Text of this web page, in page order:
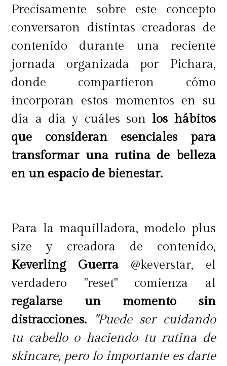
A las 6 semanas:
 El 95% dijo que las pestañas
lucen más llenas
 El 93% dijo que las pestañas
lucen más gruesas
 El 96% dijo que mejora la
apariencia de las pestañas
A las 12 semanas:
 El 98% dijo que las pestañas se
sienten acondicionadas
*Autoevaluación de 129
participantes durante 6 semanas.
*Autoevaluación de 127
participantes durante 12 semanas
Precisamente sobre este concepto
conversaron distintas creadoras de
contenido durante una reciente
jornada organizada por Pichara,
donde compartieron cómo
incorporan estos momentos en su
día a día y cuáles son los hábitos
que consideran esenciales para
transformar una rutina de belleza
en un espacio de bienestar.
Para la maquilladora, modelo plus
size y creadora de contenido,
Keverling Guerra@keverstar, el
verdadero "reset" comienza al
regalarse un momento sin
distracciones.
"Puede ser cuidando
tu cabello o haciendo tu rutina de
skincare, pero lo importante es darte